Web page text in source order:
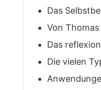
Das
Von
Das
Die vielen